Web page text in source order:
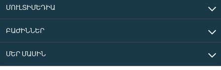
ՄՈՒԼՏԻՄԵԴԻԱ
ԲԱԺԻՆՆԵՐ
ՄԵՐ ՄԱՍԻՆ